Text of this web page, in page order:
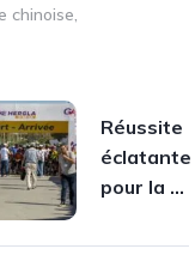
chinoise
Réussite
éclatante
pour la 5e
GATBIKE